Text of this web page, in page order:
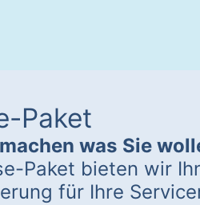
Paket
was Sie
Paket bieten wir
für Ihre